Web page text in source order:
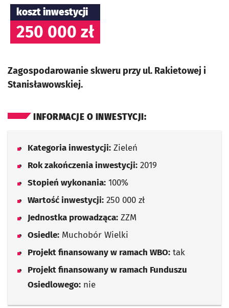
koszt inwestycji
250 000 zł
Zagospodarowanie skweru przy ul. Rakietowej i
Stanisławowskiej.
INFORMACJE O INWESTYCJI:
Kategoria inwestycji: Zieleń
Rok zakończenia inwestycji: 2019
Stopień wykonania: 100%
Wartość inwestycji: 250 000 zł
Jednostka prowadząca: ZZM
Osiedle: Muchobór Wielki
Projekt finansowany w ramach WBO: tak
Projekt finansowany w ramach Funduszu
Osiedlowego: nie